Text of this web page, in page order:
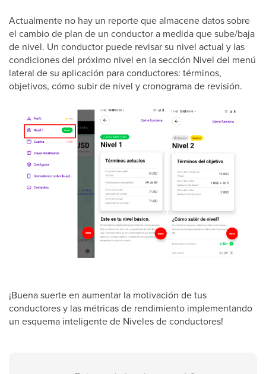
Actualmente no hay un reporte que almacene datos sobre
el cambio de plan de un conductor a medida que sube/baja
de nivel. Un conductor puede revisar su nivel actual y las
condiciones del próximo nivel en la sección Nivel del menú
lateral de su aplicación para conductores: términos,
objetivos, cómo subir de nivel y cronograma de revisión.
¡Buena suerte en aumentar la motivación de tus
conductores y las métricas de rendimiento implementando
un esquema inteligente de Niveles de conductores!